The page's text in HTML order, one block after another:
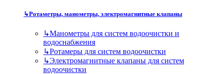
↳Ротаметры, манометры, электромагнитные клапаны
↳Манометры для систем водоочистки и
водоснабжения
↳Ротамеры для систем водоочистки
↳Электромагнитные клапаны для систем
водоочистки